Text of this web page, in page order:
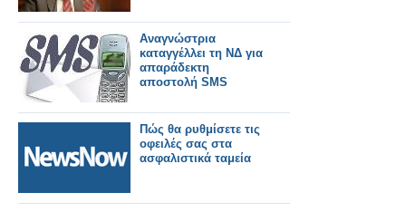
Αναγνώστρια
καταγγέλλει τη ΝΔ για
απαράδεκτη
αποστολή SMS
Πώς θα ρυθμίσετε τις
οφειλές σας στα
ασφαλιστικά ταμεία